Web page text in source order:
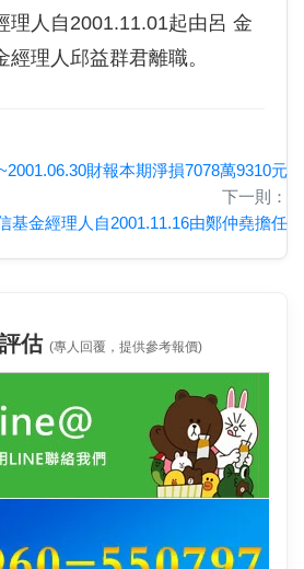
理人自2001.11.01起由呂 金
理人邱益群君離職。
財報本期淨損7078萬9310元
下一則：
基金經理人自2001.11.16由鄭仲堯擔任
估 (專人回覆，提供參考報價)